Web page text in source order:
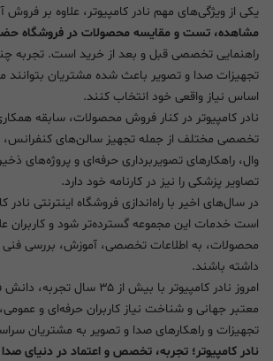
یکی از ویژگی‌های مهم نادر کامپیوتر، علاوه بر فروش
مشاهده، تست و مقایسه محصولات در فروشگاه
راهنمایی تخصصی قبل و بعد از خرید است. تجربه
تجهیزات صدا و تصویر باعث شده مشتریان بتوانند
اساس نیاز واقعی خود انتخاب کنند.
نادر کامپیوتر در کنار فروش محصولات، سابقه
تخصصی مختلف از جمله تجهیز سالن‌های
وال، راهکارهای تصویربرداری حرفه‌ای و پروژه‌های
تصاویر پزشکی را نیز در کارنامه خود دارد.
در سال‌های اخیر با راه‌اندازی فروشگاه اینترنتی نادر
است خدمات این مجموعه گسترده‌تر شود و کاربران
محصولات، به اطلاعات تخصصی، آموزش، بررسی
داشته باشند.
امروز نادر کامپیوتر با بیش از
معتبر جهانی و شناخت نیاز کاربران حرفه‌ای و عمومی،
تجهیزات و راهکارهای صدا و تصویر به مشتریان
نادر کامپیوتر؛ تجربه، تخصص و اعتماد در دنیای